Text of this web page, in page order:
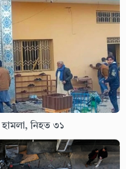
হামলা, নিহত ৩১